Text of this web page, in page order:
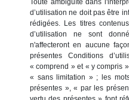
Toute ambiguïté dans
d’utilisation ne doit pas être
rédigées. Les titres
d’utilisation ne sont
n'affecteront en aucune
présentes Conditions
« comprend » et « y compris
« sans limitation » ; les
présentes », « par les